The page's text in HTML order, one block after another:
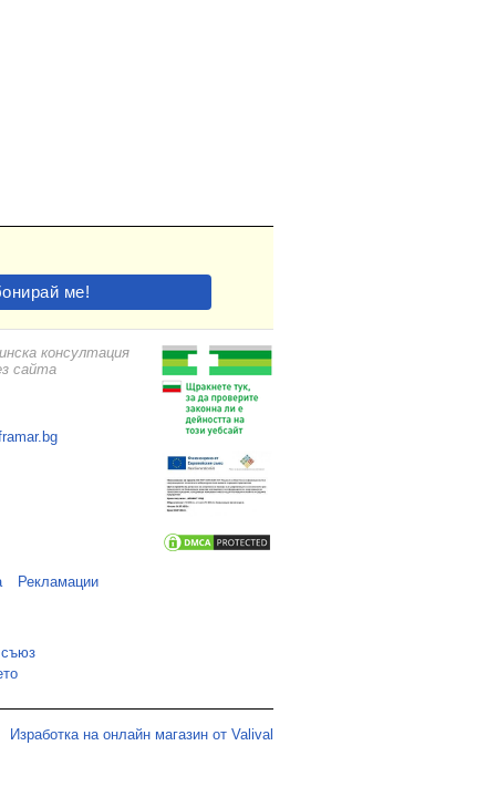
консултация
сайта
Рекламации
съюз
Изработка на онлайн магазин от Valival